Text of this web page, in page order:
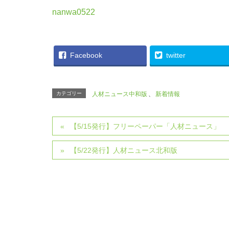
nanwa0522
Facebook twitter
カテゴリー 人材ニュース中和版 、 新着情報
【5/15発行】フリーペーパー「人材ニュース」
【5/22発行】人材ニュース北和版